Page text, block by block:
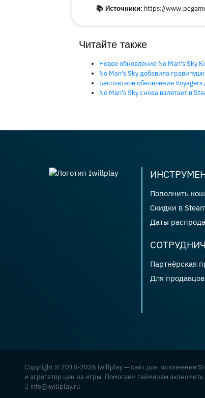
📚 Источники: https://
Читайте также
Новое обновление No Man's Sky
No Man's Sky добавила
Бесплатное обновление
No Man's Sky снова взлетает в
Пополнить
Скидки в
Даты
Партнёрская
Для продавцов
Copyright © 2018-2026 iwillplay — сайт для пополнения
и агрегатор цен на игры. Помогаем геймерам экономить
info@iwillplay.ru